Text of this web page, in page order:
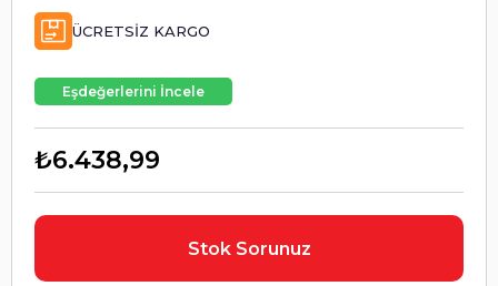
ÜCRETSIZ KARGO
Eşdeğerlerini İncele
₺6.438,99
Stok Sorunuz